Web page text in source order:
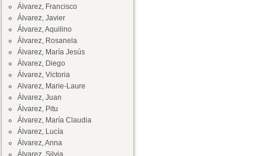
Álvarez, Francisco
Álvarez, Javier
Álvarez, Aquilino
Álvarez, Rosanela
Álvarez, María Jesús
Álvarez, Diego
Álvarez, Victoria
Alvarez, Marie-Laure
Álvarez, Juan
Álvarez, Pitu
Álvarez, María Claudia
Álvarez, Lucía
Álvarez, Anna
Álvarez, Silvia